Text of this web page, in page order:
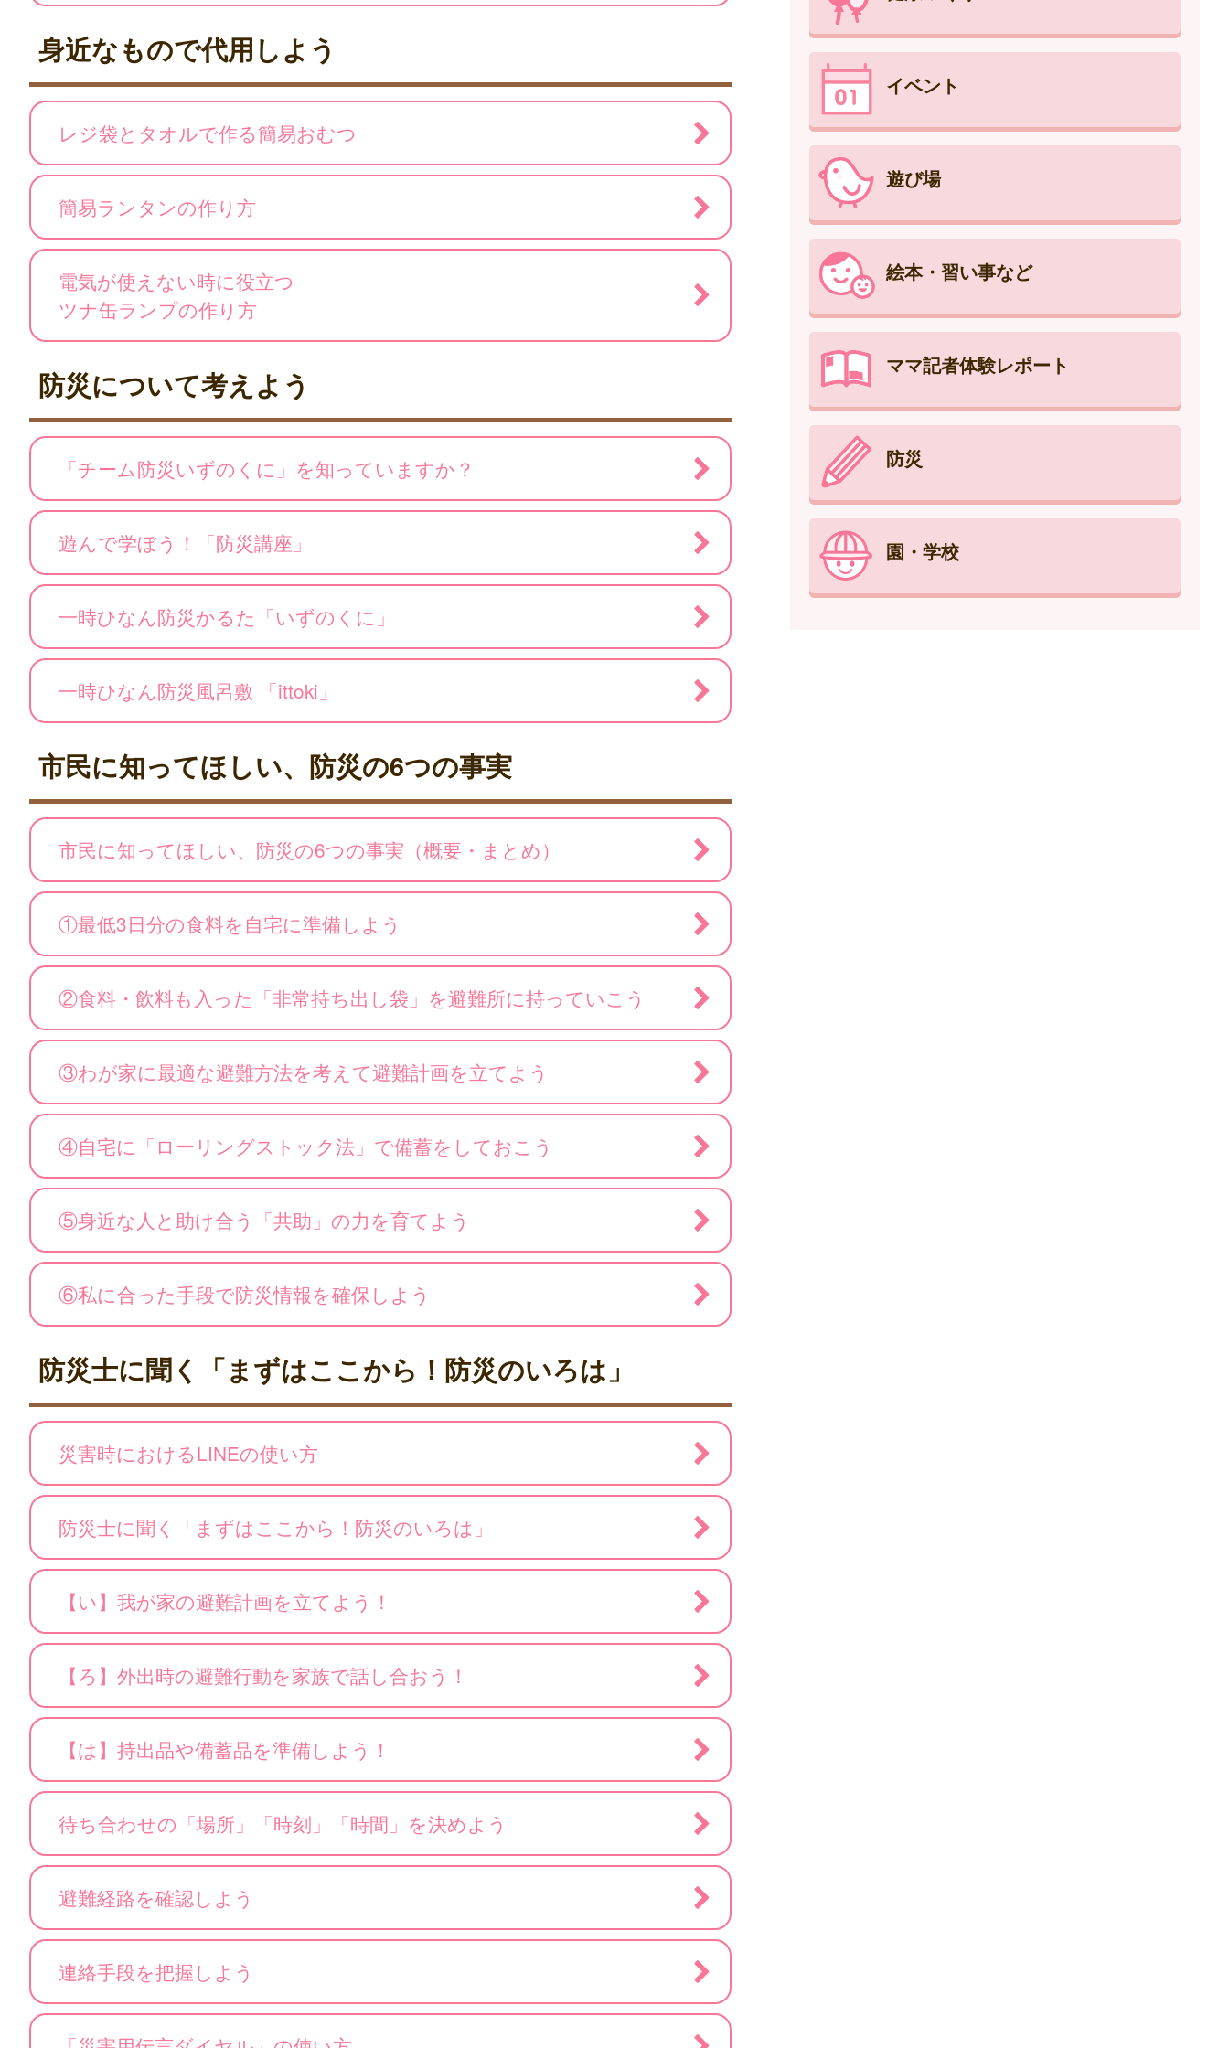
身近なもので代用しよう
レジ袋とタオルで作る簡易おむつ
簡易ランタンの作り方
電気が使えない時に役立つ
ツナ缶ランプの作り方
防災について考えよう
「チーム防災いずのくに」を知っていますか？
遊んで学ぼう！「防災講座」
一時ひなん防災かるた「いずのくに」
一時ひなん防災風呂敷 「ittoki」
市民に知ってほしい、防災の6つの事実
市民に知ってほしい、防災の6つの事実（概要・まとめ）
①最低3日分の食料を自宅に準備しよう
②食料・飲料も入った「非常持ち出し袋」を避難所に持っていこう
③わが家に最適な避難方法を考えて避難計画を立てよう
④自宅に「ローリングストック法」で備蓄をしておこう
⑤身近な人と助け合う「共助」の力を育てよう
⑥私に合った手段で防災情報を確保しよう
防災士に聞く「まずはここから！防災のいろは」
災害時におけるLINEの使い方
防災士に聞く「まずはここから！防災のいろは」
【い】我が家の避難計画を立てよう！
【ろ】外出時の避難行動を家族で話し合おう！
【は】持出品や備蓄品を準備しよう！
待ち合わせの「場所」「時刻」「時間」を決めよう
避難経路を確認しよう
連絡手段を把握しよう
イベント
遊び場
絵本・習い事など
ママ記者体験レポート
防災
園・学校